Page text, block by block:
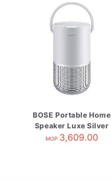
BOSE Portable Home
Speaker Luxe Silver
MOP 3,609.00